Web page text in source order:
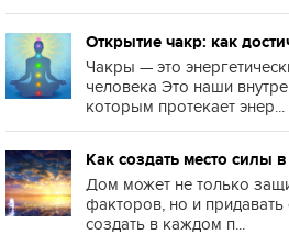
Открытие чакр: как
Чакры — это
человека Это наши
которым протекает энер...
Как создать место силы
Дом может не только
факторов, но и
создать в каждом п...